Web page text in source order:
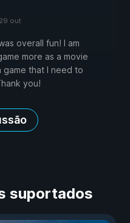
29 out
overall fun! I am
more as a movie
game that I need to
you!
suportados